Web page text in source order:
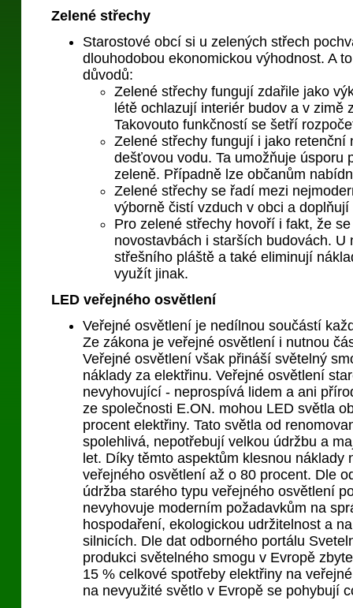
Zelené střechy
Starostové obcí si u zelených střech
dlouhodobou ekonomickou výhodnost. A
důvodů:
Zelené střechy fungují zdařile jako
létě ochlazují interiér budov a v zimě
Takovouto funkčností se šetří
Zelené střechy fungují i jako retenční
dešťovou vodu. Ta umožňuje úsporu
zeleně. Případně lze občanům
Zelené střechy se řadí mezi
výborně čistí vzduch v obci a doplňují
Pro zelené střechy hovoří i fakt, že
novostavbách i starších budovách. U
střešního pláště a také eliminují
využít jinak.
LED veřejného osvětlení
Veřejné osvětlení je nedílnou součástí
Ze zákona je veřejné osvětlení i nutnou
Veřejné osvětlení však přináší světelný
náklady za elektřinu. Veřejné osvětlení
nevyhovující - neprospívá lidem a ani
ze společnosti E.ON. mohou LED světla
procent elektřiny. Tato světla od
spolehlivá, nepotřebují velkou údržbu a
let. Díky těmto aspektům klesnou náklady
veřejného osvětlení až o 80 procent. Dle
údržba starého typu veřejného osvětlení
nevyhovuje moderním požadavkům na
hospodaření, ekologickou udržitelnost a
silnicích. Dle dat odborného portálu
produkci světelného smogu v Evropě
15 % celkové spotřeby elektřiny na
na nevyužité světlo v Evropě se pohybují